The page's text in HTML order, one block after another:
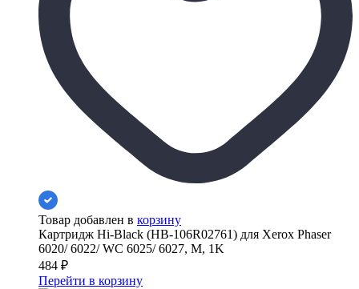
Товар добавлен в корзину
Картридж Hi-Black (HB-106R02761) для Xerox Phaser
6020/ 6022/ WC 6025/ 6027, M, 1K
484 ₽
Перейти в корзину